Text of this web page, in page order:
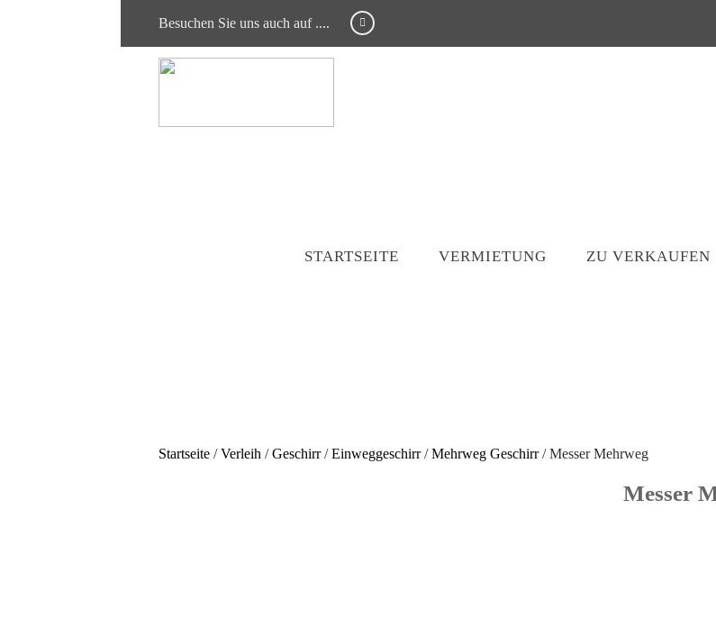
Besuchen Sie uns auch auf ....
STARTSEITE VERMIETUNG ZU VERKAUFEN
Startseite /Verleih /Geschirr/Einweggeschirr/Mehrweg Geschirr/ Messer Mehrweg
Messer